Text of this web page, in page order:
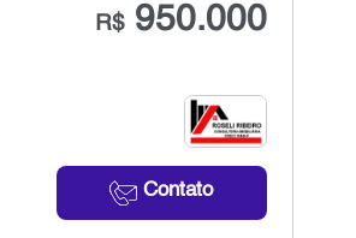
R$950.000
Contato